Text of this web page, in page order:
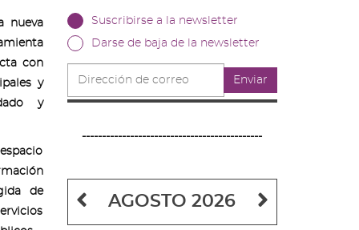
nueva
con
y
y
de
Suscribirse a la newsletter
Darse de baja de la newsletter
de
correo
Enviar
---------------------------------------------
Mes
anterior
Mes
siguiente
AGOSTO 2026